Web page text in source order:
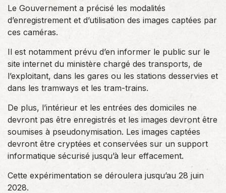
Le Gouvernement a précisé les modalités
d’enregistrement et d’utilisation des images captées par
ces caméras.
Il est notamment prévu d’en informer le public sur le
site internet du ministère chargé des transports, de
l’exploitant, dans les gares ou les stations desservies et
dans les tramways et les tram-trains.
De plus, l’intérieur et les entrées des domiciles ne
devront pas être enregistrés et les images devront être
soumises à pseudonymisation. Les images captées
devront être cryptées et conservées sur un support
informatique sécurisé jusqu’à leur effacement.
Cette expérimentation se déroulera jusqu’au 28 juin
2028.